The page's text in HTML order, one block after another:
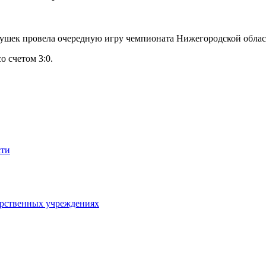
провела очередную игру чемпионата Нижегородской
счетом 3:0.
учреждениях